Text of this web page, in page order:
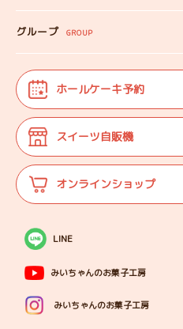
ホールケーキ予約
スイーツ自販機
オンラインショップ
みいちゃんのSDGS
お仕事体験
よくある質問
店舗情報
マップ
法人･団体様向け
ご案内
代表プロフィール
登壇実績
グループ GROUP
株式会社TANEBI
Shining Children
自分探しを
LINE
みいちゃんのお菓子工房
みいちゃんのお菓子工房